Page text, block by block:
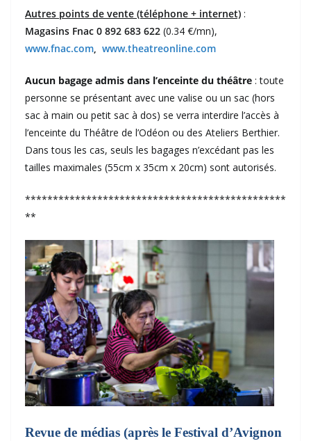
Autres points de vente (téléphone + internet) :
Magasins Fnac 0 892 683 622 (0.34 €/mn),
www.fnac.com, www.theatreonline.com
Aucun bagage admis dans l’enceinte du théâtre : toute
personne se présentant avec une valise ou un sac (hors
sac à main ou petit sac à dos) se verra interdire l’accès à
l’enceinte du Théâtre de l’Odéon ou des Ateliers Berthier.
Dans tous les cas, seuls les bagages n’excédant pas les
tailles maximales (55cm x 35cm x 20cm) sont autorisés.
***********************************************
**
Revue de médias (après le Festival d’Avignon